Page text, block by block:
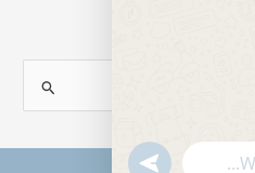
undefined